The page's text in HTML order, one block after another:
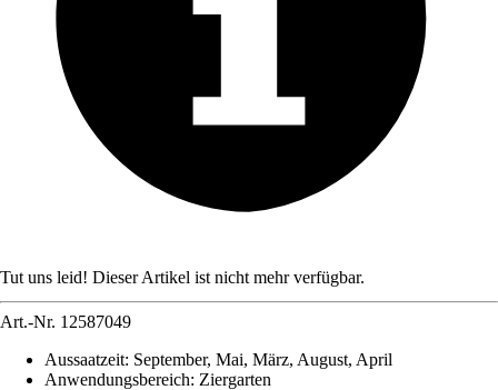
Tut uns leid! Dieser Artikel ist nicht mehr verfügbar.
Art.-Nr. 12587049
Aussaatzeit: September, Mai, März, August, April
Anwendungsbereich: Ziergarten